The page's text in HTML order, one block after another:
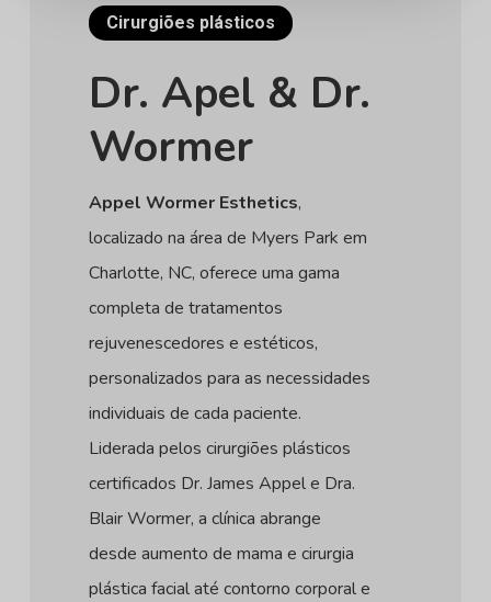
Cirurgiões plásticos
Dr. Apel & Dr.
Wormer
Appel Wormer Esthetics,
localizado na área de Myers Park em
Charlotte, NC, oferece uma gama
completa de tratamentos
rejuvenescedores e estéticos,
personalizados para as necessidades
individuais de cada paciente.
Liderada pelos cirurgiões plásticos
certificados Dr. James Appel e Dra.
Blair Wormer, a clínica abrange
desde aumento de mama e cirurgia
plástica facial até contorno corporal e